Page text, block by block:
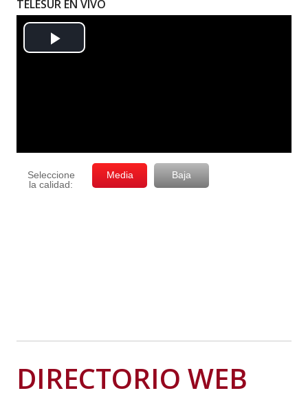
TELESUR EN VIVO
DIRECTORIO WEB